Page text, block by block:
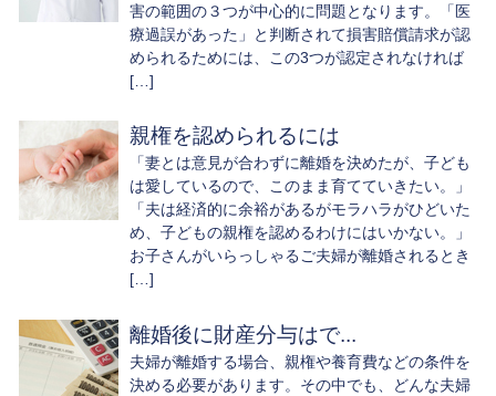
害の範囲の３つが中心的に問題となります。「医
療過誤があった」と判断されて損害賠償請求が認
められるためには、この3つが認定されなければ
[…]
親権を認められるには
「妻とは意見が合わずに離婚を決めたが、子ども
は愛しているので、このまま育てていきたい。」
「夫は経済的に余裕があるがモラハラがひどいた
め、子どもの親権を認めるわけにはいかない。」
お子さんがいらっしゃるご夫婦が離婚されるとき
[…]
離婚後に財産分与はで...
夫婦が離婚する場合、親権や養育費などの条件を
決める必要があります。その中でも、どんな夫婦